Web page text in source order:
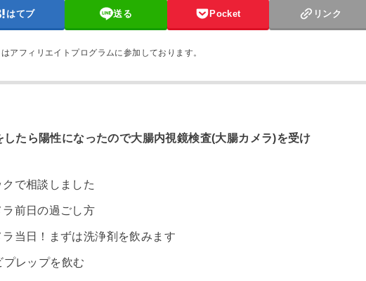
はてブ 送る Pocket リンク
アフィリエイトプログラムに参加しております。
したら陽性になったので大腸内視鏡検査(大腸カメラ)を受け
クで相談しました
ラ前日の過ごし方
ラ当日！まずは洗浄剤を飲みます
プレップを飲む